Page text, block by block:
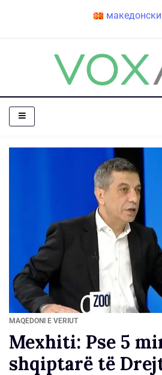
македонски
MAQEDONI E VERIUT
Mexhiti: Pse 5
shqiptarë të